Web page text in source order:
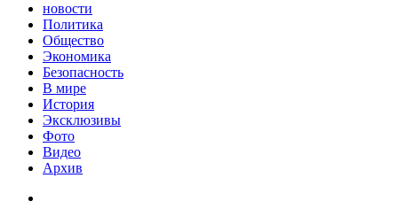
новости
Политика
Общество
Экономика
Безопасность
В мире
История
Эксклюзивы
Фото
Видео
Архив